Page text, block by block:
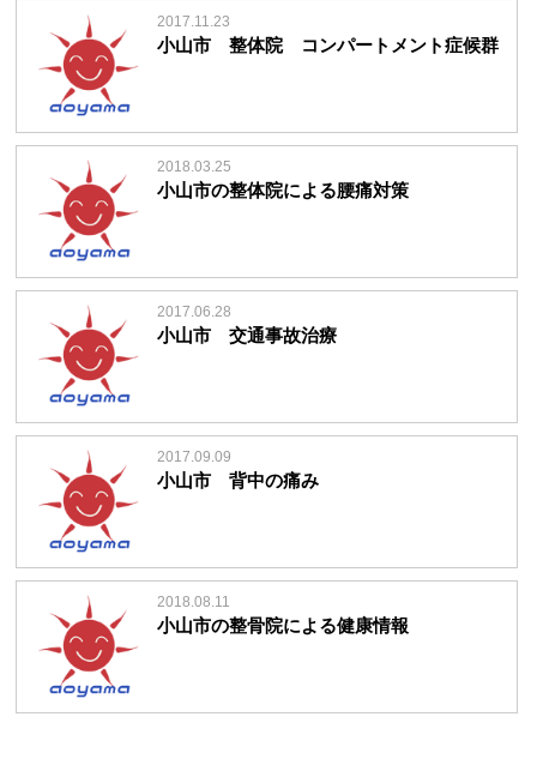
2017.11.23
小山市 整体院 コンパートメント症候群
2018.03.25
小山市の整体院による腰痛対策
2017.06.28
小山市 交通事故治療
2017.09.09
小山市 背中の痛み
2018.08.11
小山市の整骨院による健康情報